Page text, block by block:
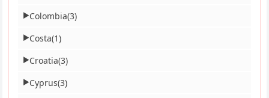
▶Colombia(3)
▶Costa(1)
▶Croatia(3)
▶Cyprus(3)